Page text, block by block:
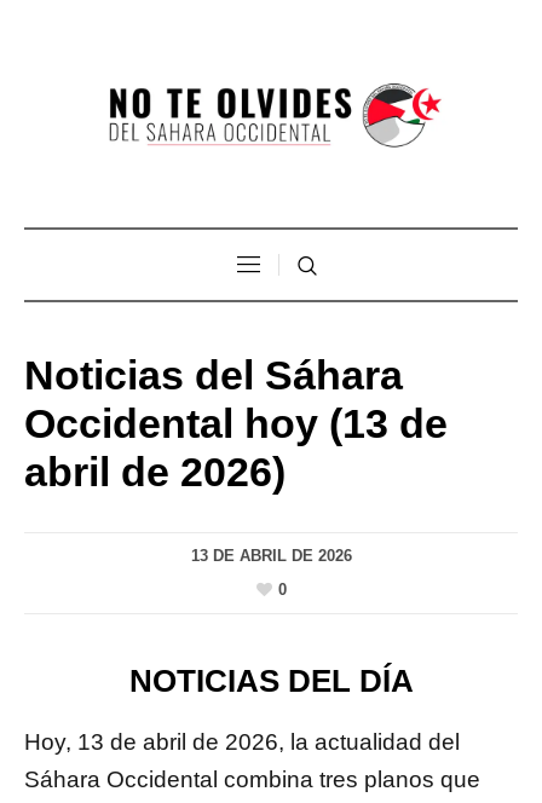
Noticias del Sáhara
Occidental hoy (13 de
abril de 2026)
13 DE ABRIL DE 2026
0
NOTICIAS DEL DÍA
Hoy, 13 de abril de 2026, la actualidad del
Sáhara Occidental combina tres planos que